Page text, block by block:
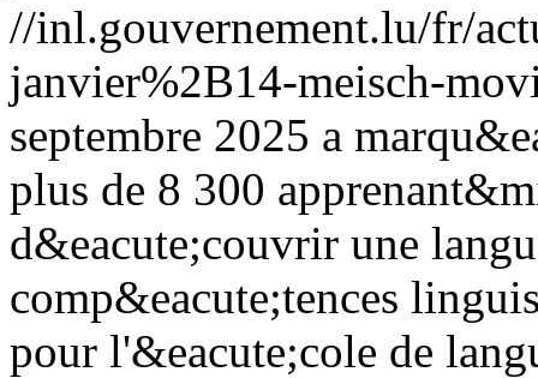
//inl.gouvernement.lu/fr/
janvier%2B14-meisch-
septembre 2025 a
plus de 8 300
d&eacute;couvrir une
comp&eacute;tences
pour l'&eacute;cole de